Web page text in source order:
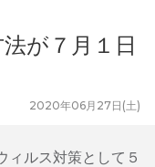
が７月１日
2020年06月27日(土)
ィルス対策として５